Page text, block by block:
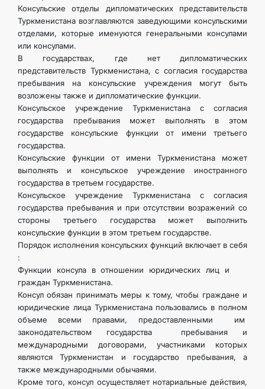
Консульские отделы дипломатических представительств
Туркмени­стана возглавляются заведующими консульскими
отделами, которые именуются генеральными консулами
или консулами.
В государствах, где нет дипломатических
представительств Туркменистана, с согласия государства
пребывания на консульские учреж­дения могут быть
возложены также и дипломатические функции.
Консульское учреждение Туркменистана с согласия
государства пребывания может выполнять в этом
государстве консульские функ­ции от имени третьего
государства.
Консульские функции от имени Туркменистана может
выполнять и консульское учреждение иностранного
государства в третьем государстве.
Консульское учреждение Туркменистана с согласия
государства пребывания и при отсутствии возражений со
стороны третьего государ­ства может выполнить
консульские функции в этом третьем государстве.
Порядок исполнения консульских функций включает в себя
:
Функции консула в отношении юридических лиц и
граждан Туркменистана.
Консул обязан принимать меры к тому, чтобы граждане и
юридические лица Туркменистана пользовались в полном
объеме всеми права­ми, предоставленными им
законодательством государства пребывания и
международными договорами, участниками которых
являются Туркменистан и государство пребывания, а
также международными обыча­ями.
Кроме того, консул осуществляет нотариальные действия,